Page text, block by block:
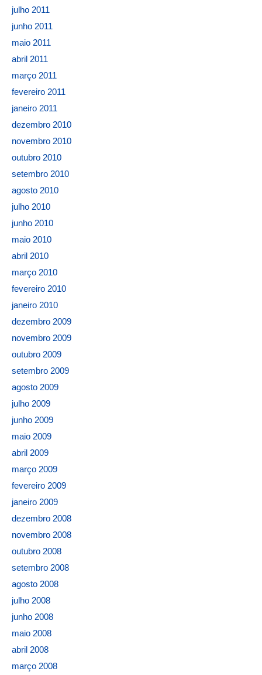
julho 2011
junho 2011
maio 2011
abril 2011
março 2011
fevereiro 2011
janeiro 2011
dezembro 2010
novembro 2010
outubro 2010
setembro 2010
agosto 2010
julho 2010
junho 2010
maio 2010
abril 2010
março 2010
fevereiro 2010
janeiro 2010
dezembro 2009
novembro 2009
outubro 2009
setembro 2009
agosto 2009
julho 2009
junho 2009
maio 2009
abril 2009
março 2009
fevereiro 2009
janeiro 2009
dezembro 2008
novembro 2008
outubro 2008
setembro 2008
agosto 2008
julho 2008
junho 2008
maio 2008
abril 2008
março 2008